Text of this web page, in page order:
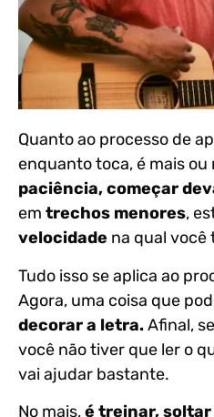
Quanto ao processo de
enquanto toca, é mais ou
paciência, começar
em trechos menores,
velocidade na qual você
Tudo isso se aplica ao
Agora, uma coisa que
decorar a letra.Afinal,
você não tiver que ler o
vai ajudar bastante.
No mais,é treinar,